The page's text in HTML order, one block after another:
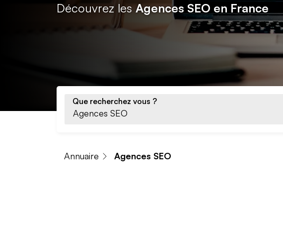
Découvrez les Agences SEO en France
Que recherchez vous ?
Annuaire Agences SEO